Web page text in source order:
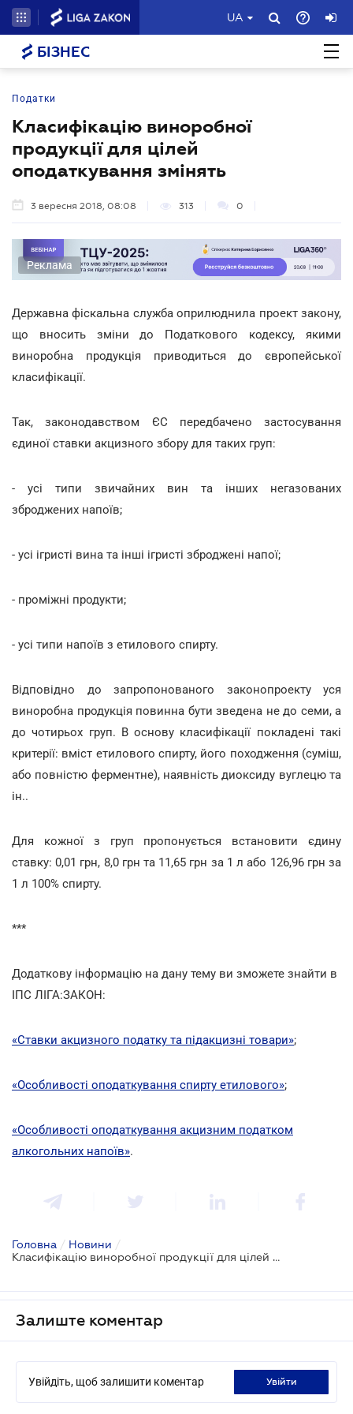
UA
БІЗНЕС
Податки
Класифікацію виноробної
продукції для цілей
оподаткування змінять
3 вересня 2018, 08:08 313 0
Реклама
Державна фіскальна служба оприлюднила проект закону,
що вносить зміни до Податкового кодексу, якими
виноробна продукція приводиться до європейської
класифікації.
Так, законодавством ЄС передбачено застосування
єдиної ставки акцизного збору для таких груп:
- усі типи звичайних вин та інших негазованих
зброджених напоїв;
- усі ігристі вина та інші ігристі зброджені напої;
- проміжні продукти;
- усі типи напоїв з етилового спирту.
Відповідно до запропонованого законопроекту уся
виноробна продукція повинна бути зведена не до семи, а
до чотирьох груп. В основу класифікації покладені такі
критерії: вміст етилового спирту, його походження (суміш,
або повністю ферментне), наявність диоксиду вуглецю та
ін..
Для кожної з груп пропонується встановити єдину
ставку: 0,01 грн, 8,0 грн та 11,65 грн за 1 л або 126,96 грн за
1 л 100% спирту.
***
Додаткову інформацію на дану тему ви зможете знайти в
ІПС ЛІГА:ЗАКОН:
«Ставки акцизного податку та підакцизні товари»;
«Особливості оподаткування спирту етилового»;
«Особливості оподаткування акцизним податком
алкогольних напоїв».
Головна / Новини /
Класифікацію виноробної продукції для цілей оподаткування змінять
Залиште коментар
Увійдіть, щоб залишити коментар увійти